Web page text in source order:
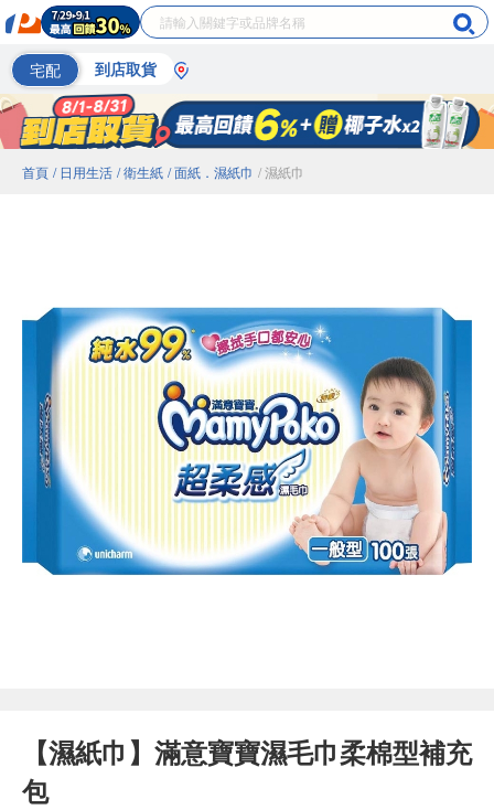
宅配 到店取貨
首頁 / 日用生活 / 衛生紙 / 面紙．濕紙巾 / 濕紙巾
【濕紙巾】滿意寶寶濕毛巾柔棉型補充
包